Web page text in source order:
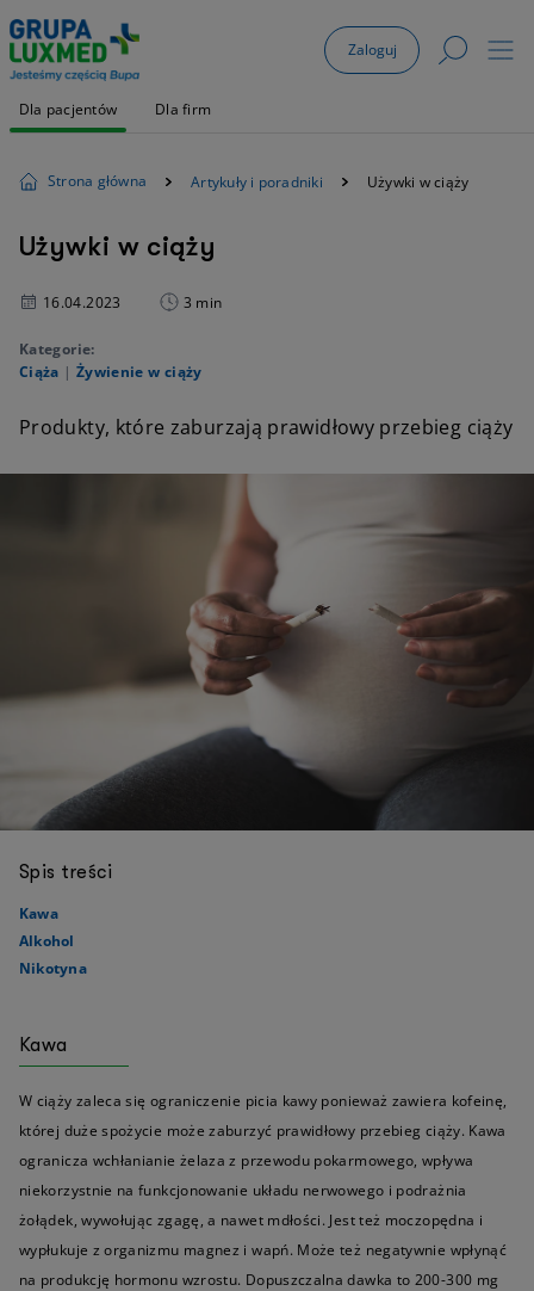
Zaloguj
Dla pacjentów Dla firm
Strona główna Artykuły i poradniki Używki w ciąży
Używki w ciąży
16.04.2023 3 min
Kategorie:
Ciąża | Żywienie w ciąży
Produkty, które zaburzają prawidłowy przebieg ciąży
Spis treści
Kawa
Alkohol
Nikotyna
Kawa
W ciąży zaleca się ograniczenie picia kawy ponieważ zawiera kofeinę,
której duże spożycie może zaburzyć prawidłowy przebieg ciąży. Kawa
ogranicza wchłanianie żelaza z przewodu pokarmowego, wpływa
niekorzystnie na funkcjonowanie układu nerwowego i podrażnia
żołądek, wywołując zgagę, a nawet mdłości. Jest też moczopędna i
wypłukuje z organizmu magnez i wapń. Może też negatywnie wpłynąć
na produkcję hormonu wzrostu. Dopuszczalna dawka to 200-300 mg